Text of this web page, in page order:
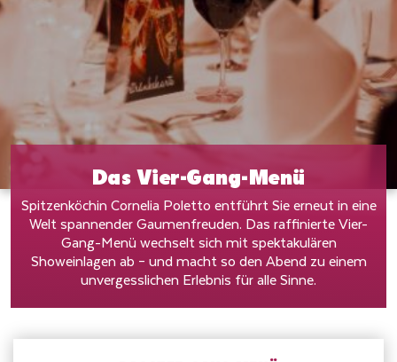
Das Vier-Gang-Menü
Spitzenköchin Cornelia Poletto entführt Sie erneut in eine
Welt spannender Gaumenfreuden. Das raffinierte Vier-
Gang-Menü wechselt sich mit spektakulären
Showeinlagen ab – und macht so den Abend zu einem
unvergesslichen Erlebnis für alle Sinne.